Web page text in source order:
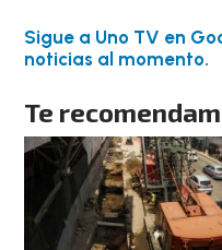
Sigue a Uno TV en
noticias al momento.
Te